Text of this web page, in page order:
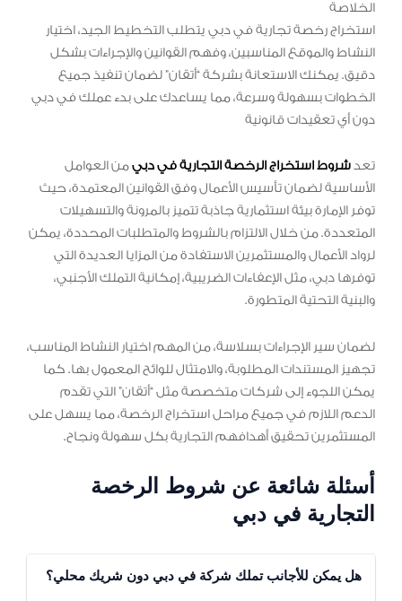
الخلاصة
استخراج رخصة تجارية في دبي يتطلب التخطيط الجيد، اختيار
النشاط والموقع المناسبين، وفهم القوانين والإجراءات بشكل
دقيق. يمكنك الاستعانة بشركة “أتقان” لضمان تنفيذ جميع
الخطوات بسهولة وسرعة، مما يساعدك على بدء عملك في دبي
دون أي تعقيدات قانونية
تعدشروط استخراج الرخصة التجارية في دبيمن العوامل
الأساسية لضمان تأسيس الأعمال وفق القوانين المعتمدة، حيث
توفر الإمارة بيئة استثمارية جاذبة تتميز بالمرونة والتسهيلات
المتعددة. من خلال الالتزام بالشروط والمتطلبات المحددة، يمكن
لرواد الأعمال والمستثمرين الاستفادة من المزايا العديدة التي
توفرها دبي، مثل الإعفاءات الضريبية، إمكانية التملك الأجنبي،
والبنية التحتية المتطورة.
لضمان سير الإجراءات بسلاسة، من المهم اختيار النشاط المناسب،
تجهيز المستندات المطلوبة، والامتثال للوائح المعمول بها. كما
يمكن اللجوء إلى شركات متخصصة مثل “أتقان” التي تقدم
الدعم اللازم في جميع مراحل استخراج الرخصة، مما يسهل على
المستثمرين تحقيق أهدافهم التجارية بكل سهولة ونجاح.
أسئلة شائعة عن شروط الرخصة
التجارية في دبي
هل يمكن للأجانب تملك شركة في دبي دون شريك محلي؟